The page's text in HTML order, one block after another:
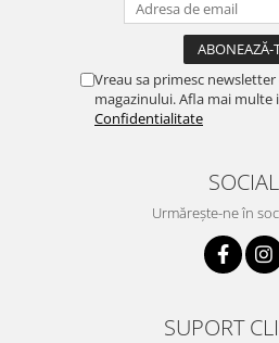
Vreau sa primesc
magazinului. Afla mai multe
Confidentialitate
SOCIAL
Urmărește-ne în
SUPORT